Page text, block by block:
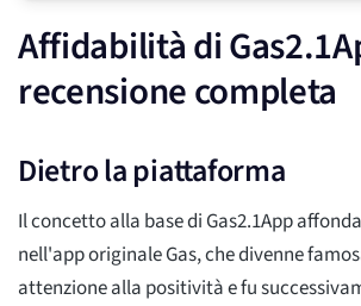
Affidabilità di
recensione completa
Dietro la piattaforma
Il concetto alla base di Gas2.1App
nell'app originale Gas, che divenne
attenzione alla positività e fu